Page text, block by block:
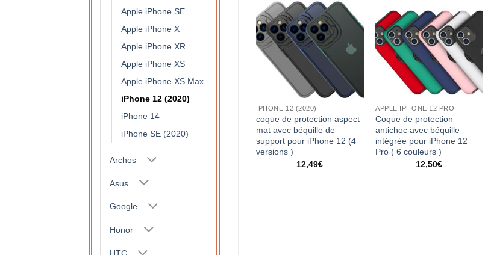
Apple iPhone SE
Apple iPhone X
Apple iPhone XR
Apple iPhone XS
Apple iPhone XS Max
iPhone 12 (2020)
iPhone 14
iPhone SE (2020)
Archos
Asus
Google
Honor
IPHONE 12 (2020)
coque de protection aspect
mat avec béquille de
support pour iPhone 12 (4
versions )
12,49€
APPLE IPHONE 12 PRO
Coque de protection
antichoc avec béquille
intégrée pour iPhone 12
Pro ( 6 couleurs )
12,50€
antichoc pour Apple iPhone
Pack protection intégrale
360 ° coque + verre trempé
pour Apple iPhone